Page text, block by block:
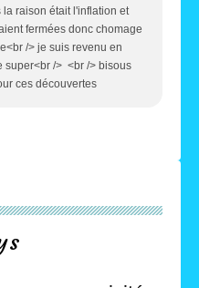
raison était l'inflation et
fermées donc chomage
/> je suis revenu en
super<br /> <br /> bisous
ces découvertes